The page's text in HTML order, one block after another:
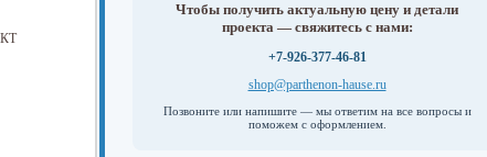
Чтобы получить актуальную цену и детали
проекта — свяжитесь с нами:
+7-926-377-46-81
shop@parthenon-hause.ru
Позвоните или напишите — мы ответим на все вопросы и
поможем с оформлением.